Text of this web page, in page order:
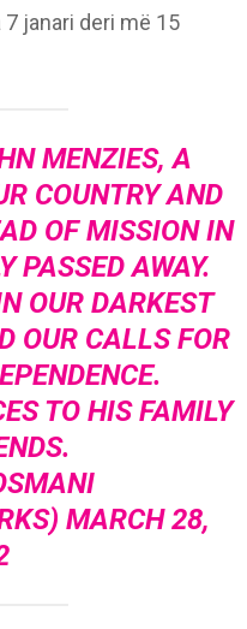
janari deri më 15
MENZIES, A
COUNTRY AND
OF MISSION IN
PASSED AWAY.
OUR DARKEST
OUR CALLS FOR
TO HIS FAMILY
MARCH 28,